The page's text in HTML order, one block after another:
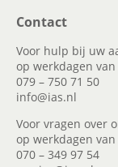
Contact
Voor hulp bij uw
op werkdagen
079 – 750 71 50
info@ias.nl
Voor vragen over
op werkdagen
070 – 349 97 54